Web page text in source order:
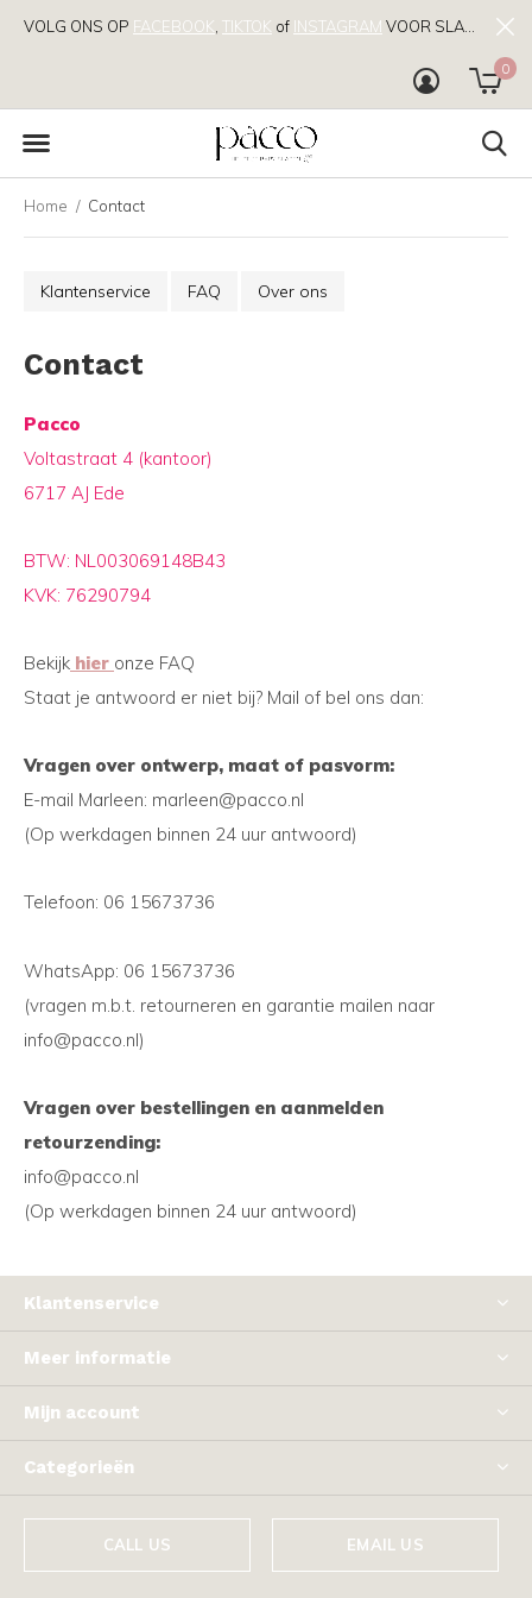
0
VOLG ONS OP FACEBOOK TIKTOK of INSTAGRAM VOOR SLAAPTIPS!
Home Contact
Klantenservice FAQ Over ons
Contact
Pacco
Voltastraat 4 (kantoor)
6717 AJ Ede
BTW: NL003069148B43
KVK: 76290794
Bekijk hier onze FAQ
Staat je antwoord er niet bij? Mail of bel ons dan:
Vragen over ontwerp, maat of pasvorm:
E-mail Marleen: marleen@pacco.nl
(Op werkdagen binnen 24 uur antwoord)
Telefoon: 06 15673736
WhatsApp: 06 15673736
(vragen m.b.t. retourneren en garantie mailen naar
info@pacco.nl)
Vragen over bestellingen en aanmelden
retourzending:
info@pacco.nl
(Op werkdagen binnen 24 uur antwoord)
Klantenservice
Meer informatie
Mijn account
Categorieën
CALL US EMAIL US